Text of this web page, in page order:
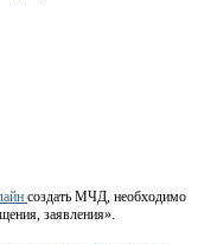
создать МЧД, необходимо
заявления».